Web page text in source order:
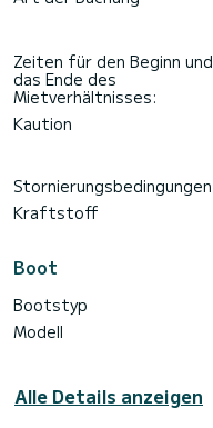
Zeiten für den Beginn und
das Ende des
Mietverhältnisses:
Kaution
Stornierungsbedingungen
Kraftstoff
Boot
Bootstyp
Modell
Alle Details anzeigen